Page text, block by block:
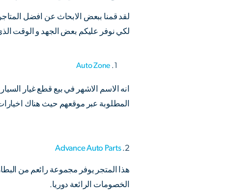
لقد قمنا ببعض الابحاث عن افضل
لكي نوفر عليكم بعض الجهد و الوقت
Auto Zone
انه الاسم الاشهر في بيع قطع غيار
المطلوبة عبر موقعهم حيث هناك
2.
Advance Auto Parts
هذا المتجر يوفر مجموعة رائعم من
الخصومات الرائعة دوريا.